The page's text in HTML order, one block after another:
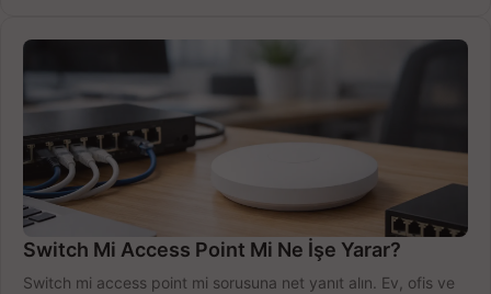
Switch Mi Access Point Mi Ne İşe Yarar?
Switch mi access point mi sorusuna net yanıt alın. Ev, ofis ve